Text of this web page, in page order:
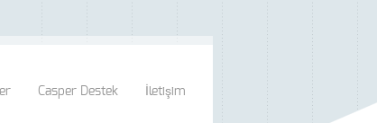
Casper Destek İletişim